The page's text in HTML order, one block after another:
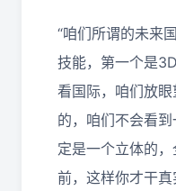
“咱们所谓的未来
技能，第一个是
看国际，咱们放
的，咱们不会看
定是一个立体的
前，这样你才干